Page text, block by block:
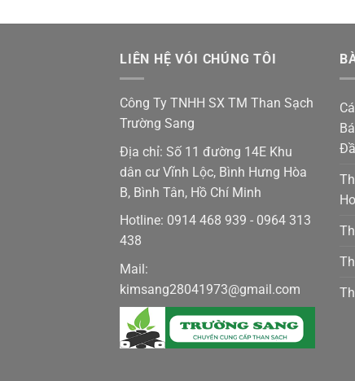
LIÊN HỆ VÓI CHÚNG TÔI
Công Ty TNHH SX TM Than Sạch
Trường Sang
Địa chỉ: Số 11 đường 14E Khu
dân cư Vĩnh Lộc, Bình Hưng Hòa
B, Bình Tân, Hồ Chí Minh
Hotline: 0914 468 939 - 0964 313
438
Mail:
kimsang28041973@gmail.com